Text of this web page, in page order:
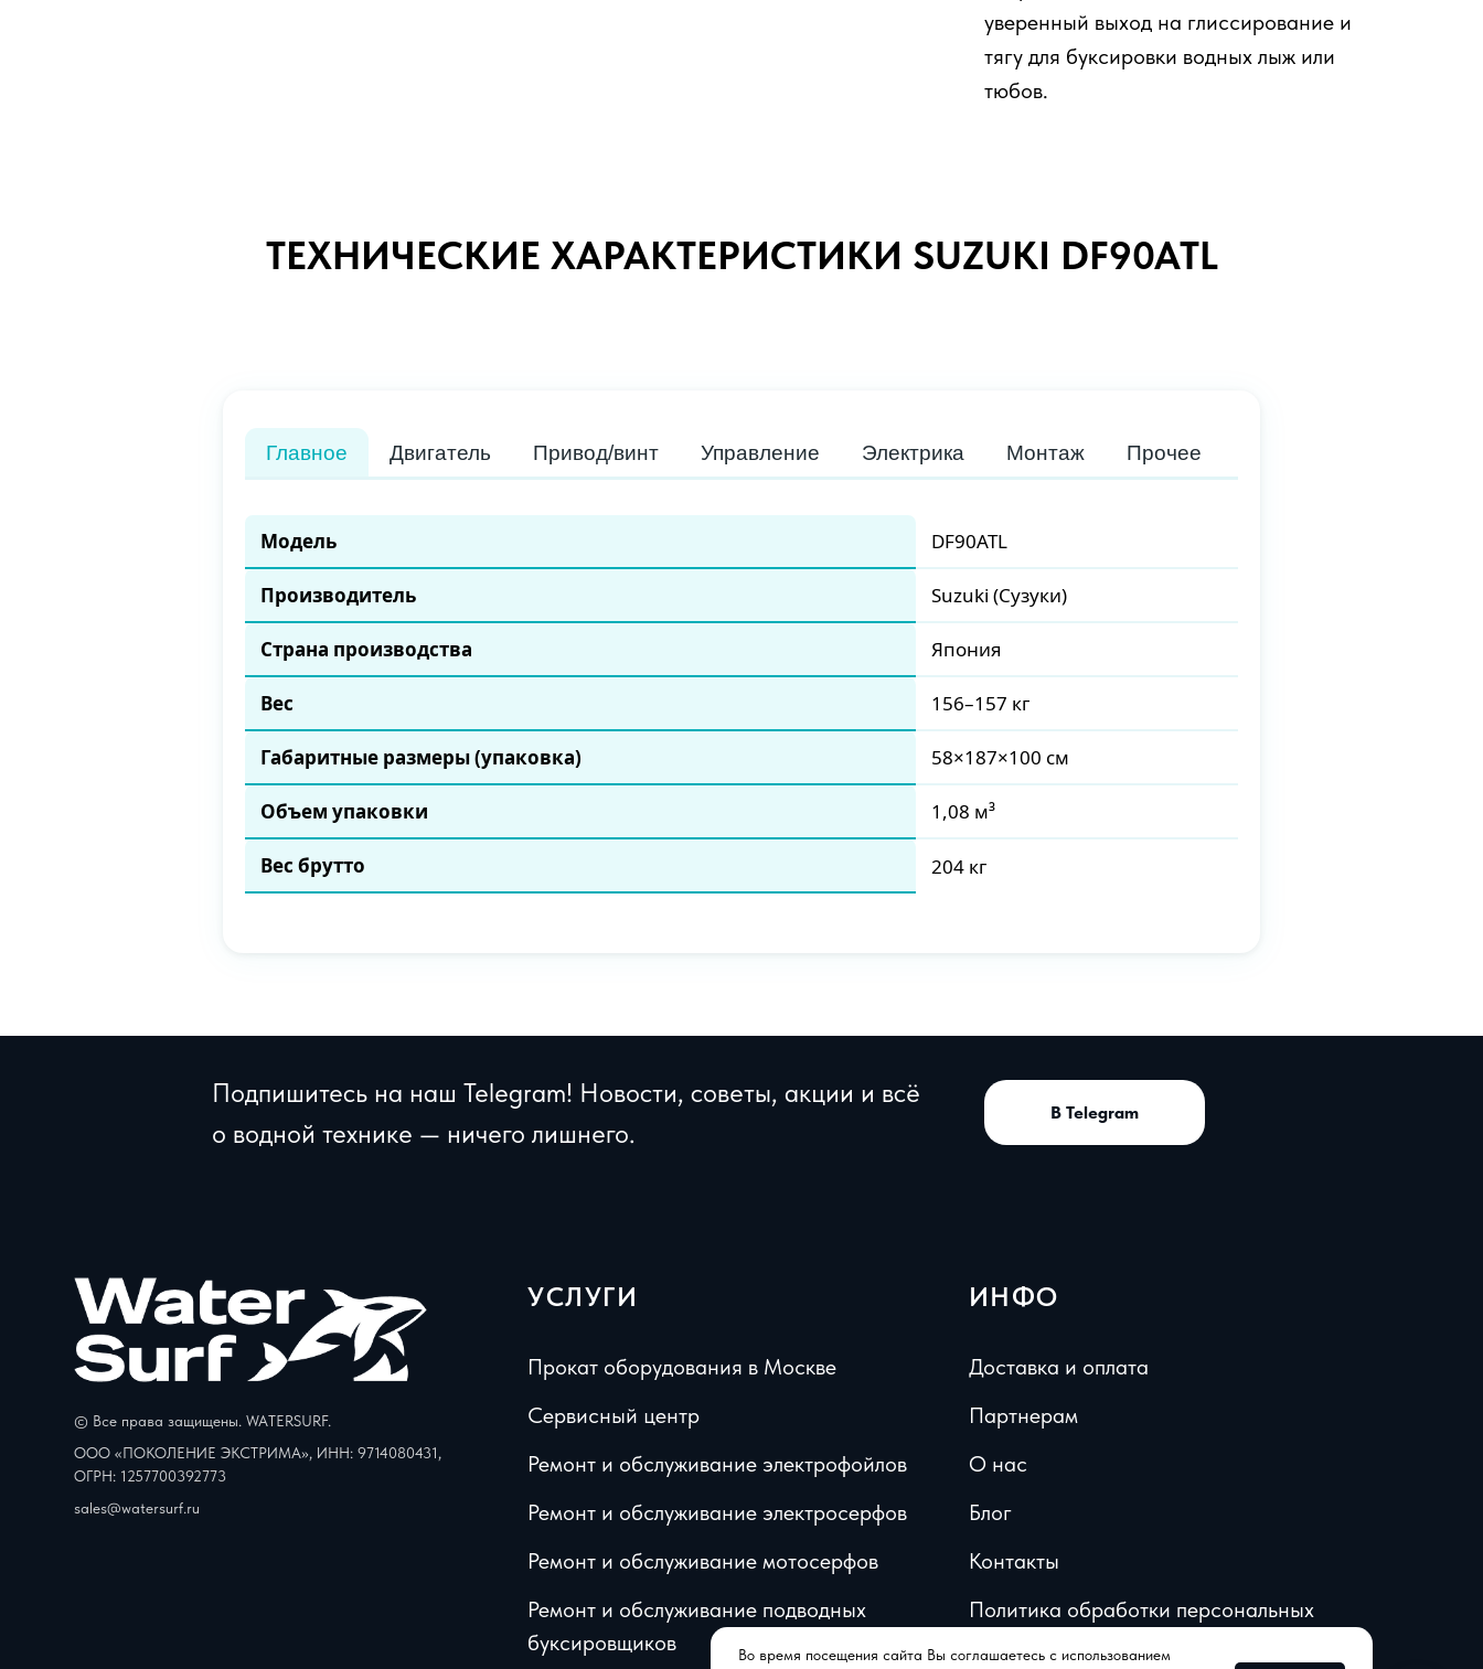
Во время посещения сайта Вы соглашаетесь с использованием
уверенный выход на глиссирование и
тягу для буксировки водных лыж или
тюбов.
ТЕХНИЧЕСКИЕ ХАРАКТЕРИСТИКИ SUZUKI DF90ATL
Главное Двигатель Привод/винт Управление Электрика Монтаж Прочее
Модель DF90ATL
Производитель Suzuki (Сузуки)
Страна производства Япония
Вес 156–157 кг
Габаритные размеры (упаковка) 58×187×100 см
Объем упаковки 1,08 м³
Вес брутто 204 кг
Подпишитесь на наш Telegram! Новости, советы, акции и всё
о водной технике — ничего лишнего.
В Telegram
© Все права защищены. WATERSURF.
ООО «ПОКОЛЕНИЕ ЭКСТРИМА», ИНН: 9714080431,
ОГРН: 1257700392773
sales@watersurf.ru
УСЛУГИ
Прокат оборудования в Москве
Сервисный центр
Ремонт и обслуживание электрофойлов
Ремонт и обслуживание электросерфов
Ремонт и обслуживание мотосерфов
Ремонт и обслуживание подводных
буксировщиков
ИНФО
Доставка и оплата
Партнерам
О нас
Блог
Контакты
Политика обработки персональных